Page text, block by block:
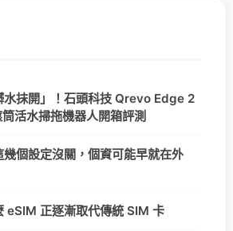
水抹開」！石頭科技 Qrevo Edge 2
活水掃拖機器人開箱評測
個設定沒關，個資可能早就在外
eSIM 正逐漸取代傳統 SIM 卡